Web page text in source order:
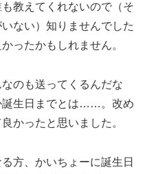
教えてくれないので（そ
ない）知りませんでした
ったかもしれません。
のも送ってくるんだな
誕生日までとは……。改め
かったと思いました。
方、かいちょーに誕生日